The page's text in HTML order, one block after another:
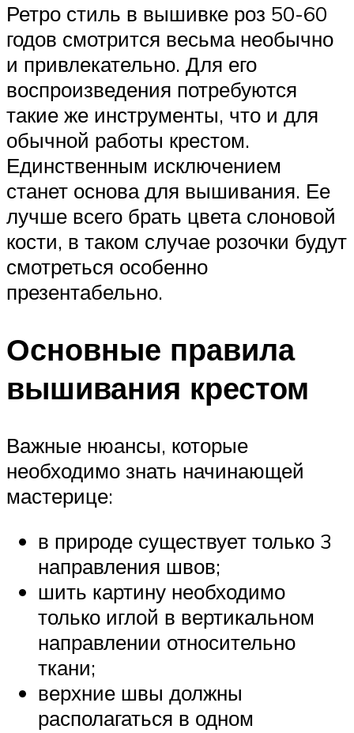
Ретро стиль в вышивке роз 50-60
годов смотрится весьма необычно
и привлекательно. Для его
воспроизведения потребуются
такие же инструменты, что и для
обычной работы крестом.
Единственным исключением
станет основа для вышивания. Ее
лучше всего брать цвета слоновой
кости, в таком случае розочки будут
смотреться особенно
презентабельно.
Основные правила
вышивания крестом
Важные нюансы, которые
необходимо знать начинающей
мастерице:
в природе существует только 3
направления швов;
шить картину необходимо
только иглой в вертикальном
направлении относительно
ткани;
верхние швы должны
располагаться в одном